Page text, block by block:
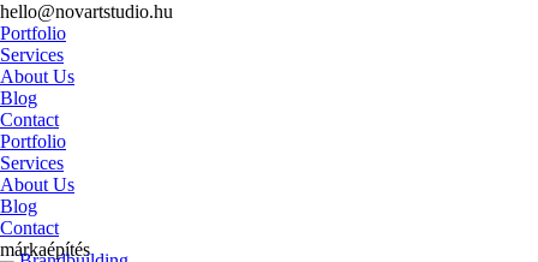
hello@novartstudio.hu
Portfolio
Services
About Us
Blog
Contact
Portfolio
Services
About Us
Blog
Contact
márkaépítés